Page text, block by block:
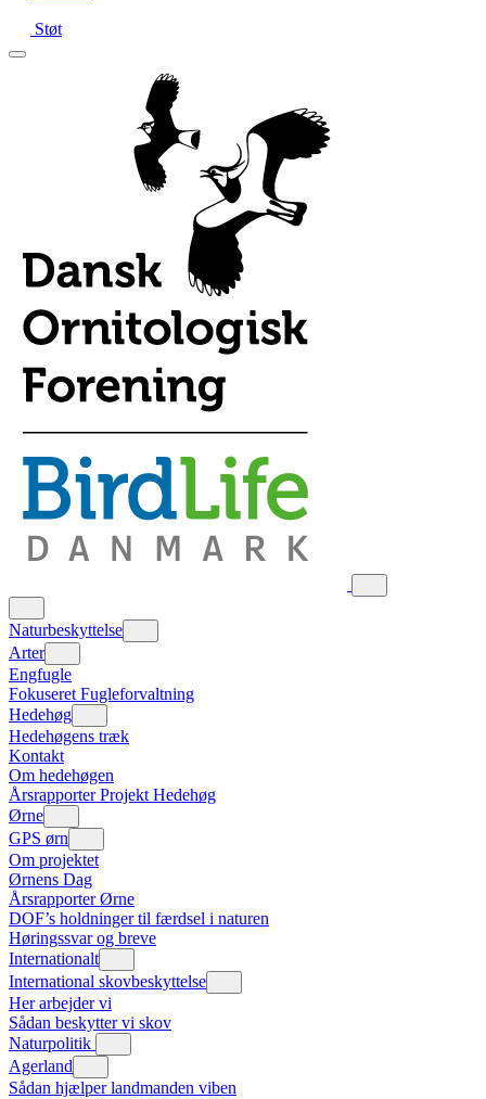
Støt
Naturbeskyttelse
Arter
Engfugle
Fokuseret Fugleforvaltning
Hedehøg
Hedehøgens træk
Kontakt
Om hedehøgen
Årsrapporter Projekt Hedehøg
Ørne
GPS ørn
Om projektet
Ørnens Dag
Årsrapporter Ørne
DOF’s holdninger til færdsel i naturen
Høringssvar og breve
Internationalt
International skovbeskyttelse
Her arbejder vi
Sådan beskytter vi skov
Naturpolitik
Agerland
Sådan hjælper landmanden viben